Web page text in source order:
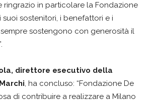
ringrazio in particolare la Fondazione
suoi sostenitori, i benefattori e i
sostengono con generosità il
direttore esecutivo della
, ha concluso: “Fondazione De
di contribuire a realizzare a Milano